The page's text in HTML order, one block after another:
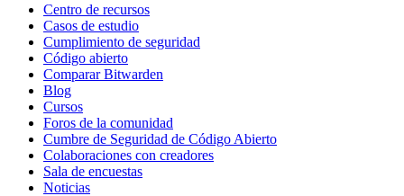
Centro de recursos
Casos de estudio
Cumplimiento de seguridad
Código abierto
Comparar Bitwarden
Blog
Cursos
Foros de la comunidad
Cumbre de Seguridad de Código Abierto
Colaboraciones con creadores
Sala de encuestas
Noticias